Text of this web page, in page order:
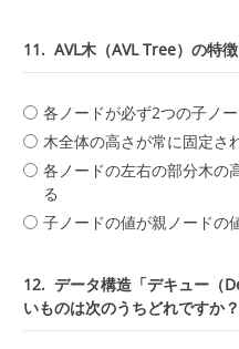
11. AVL木（AVL Tree）の特
各ノードが必ず2つの子ノ
木全体の高さが常に固定さ
各ノードの左右の部分木の
る
子ノードの値が親ノードの
12. データ構造「デキュー（
いものは次のうちどれですか？